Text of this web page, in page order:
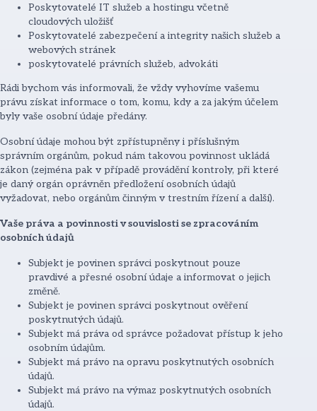
Poskytovatelé IT služeb a hostingu včetně
cloudových uložišť
Poskytovatelé zabezpečení a integrity našich služeb a
webových stránek
poskytovatelé právních služeb, advokáti
Rádi bychom vás informovali, že vždy vyhovíme vašemu
právu získat informace o tom, komu, kdy a za jakým účelem
byly vaše osobní údaje předány.
Osobní údaje mohou být zpřístupněny i příslušným
správním orgánům, pokud nám takovou povinnost ukládá
zákon (zejména pak v případě provádění kontroly, při které
je daný orgán oprávněn předložení osobních údajů
vyžadovat, nebo orgánům činným v trestním řízení a další).
Vaše práva a povinnosti v souvislosti se zpracováním
osobních údajů
Subjekt je povinen správci poskytnout pouze
pravdivé a přesné osobní údaje a informovat o jejich
změně.
Subjekt je povinen správci poskytnout ověření
poskytnutých údajů.
Subjekt má práva od správce požadovat přístup k jeho
osobním údajům.
Subjekt má právo na opravu poskytnutých osobních
údajů.
Subjekt má právo na výmaz poskytnutých osobních
údajů.